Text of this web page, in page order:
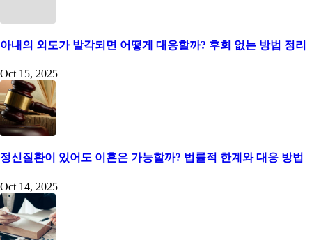
아내의 외도가 발각되면 어떻게 대응할까? 후회 없는 방법 정리
Oct 15, 2025
정신질환이 있어도 이혼은 가능할까? 법률적 한계와 대응 방법
Oct 14, 2025